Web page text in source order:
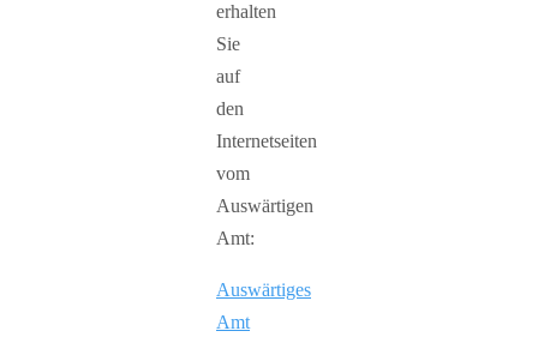
erhalten
Sie
auf
den
Internetseiten
vom
Auswärtigen
Amt:
Auswärtiges
Amt